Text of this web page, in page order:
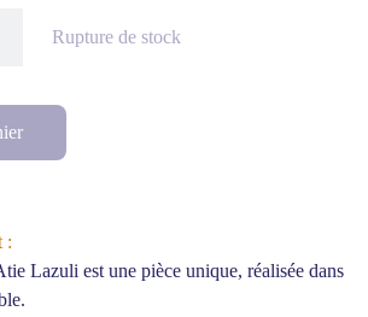
Rupture de stock
:
Lazuli est une pièce unique, réalisée dans